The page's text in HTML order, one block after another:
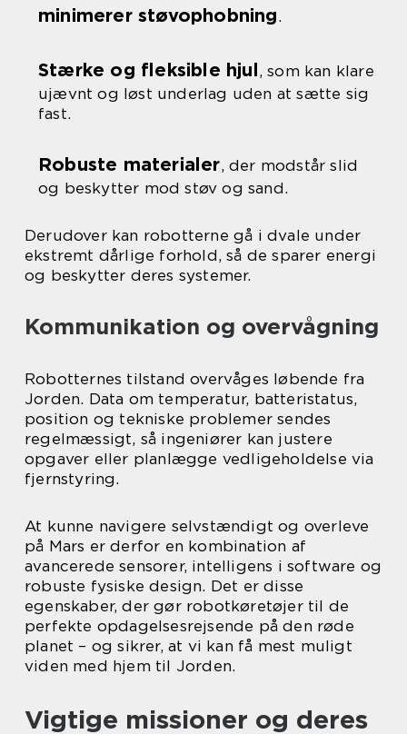
minimerer støvophobning.
Stærke og fleksible hjul, som kan klare
ujævnt og løst underlag uden at sætte sig
fast.
Robuste materialer, der modstår slid
og beskytter mod støv og sand.
Derudover kan robotterne gå i dvale under
ekstremt dårlige forhold, så de sparer energi
og beskytter deres systemer.
Kommunikation og overvågning
Robotternes tilstand overvåges løbende fra
Jorden. Data om temperatur, batteristatus,
position og tekniske problemer sendes
regelmæssigt, så ingeniører kan justere
opgaver eller planlægge vedligeholdelse via
fjernstyring.
At kunne navigere selvstændigt og overleve
på Mars er derfor en kombination af
avancerede sensorer, intelligens i software og
robuste fysiske design. Det er disse
egenskaber, der gør robotkøretøjer til de
perfekte opdagelsesrejsende på den røde
planet – og sikrer, at vi kan få mest muligt
viden med hjem til Jorden.
Vigtige missioner og deres